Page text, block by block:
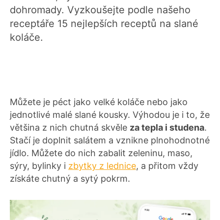
dohromady. Vyzkoušejte podle našeho
receptáře 15 nejlepších receptů na slané
koláče.
Můžete je péct jako velké koláče nebo jako
jednotlivé malé slané kousky. Výhodou je i to, že
většina z nich chutná skvěle za tepla i studena.
Stačí je doplnit salátem a vznikne plnohodnotné
jídlo. Můžete do nich zabalit zeleninu, maso,
sýry, bylinky i zbytky z lednice, a přitom vždy
získáte chutný a sytý pokrm.